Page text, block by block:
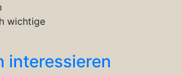
wichtige
interessieren